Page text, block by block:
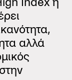
Index ή
αλλά